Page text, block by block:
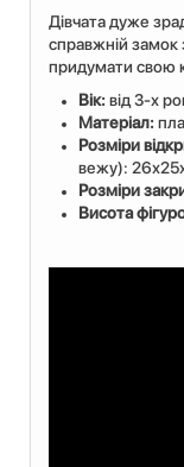
Дівчата дуже
справжній
придумати свою
Вік:від 3-х
Матеріал:
Розміри
вежу):
Розміри
Висота